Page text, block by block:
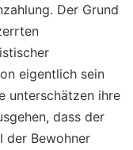
Der Grund
eigentlich sein
unterschätzen ihre
dass der
der Bewohner